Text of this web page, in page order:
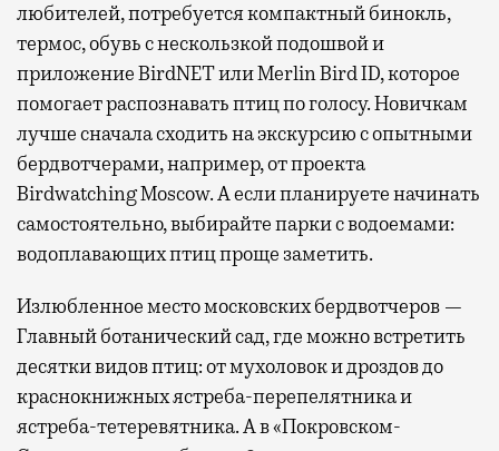
любителей, потребуется компактный бинокль,
термос, обувь с нескользкой подошвой и
приложение BirdNET или Merlin Bird ID, которое
помогает распознавать птиц по голосу. Новичкам
лучше сначала сходить на экскурсию с опытными
бердвотчерами, например, от проекта
Birdwatching Moscow. А если планируете начинать
самостоятельно, выбирайте парки с водоемами:
водоплавающих птиц проще заметить.
Излюбленное место московских бердвотчеров —
Главный ботанический сад, где можно встретить
десятки видов птиц: от мухоловок и дроздов до
краснокнижных ястреба-перепелятника и
ястреба-тетеревятника. А в «Покровском-